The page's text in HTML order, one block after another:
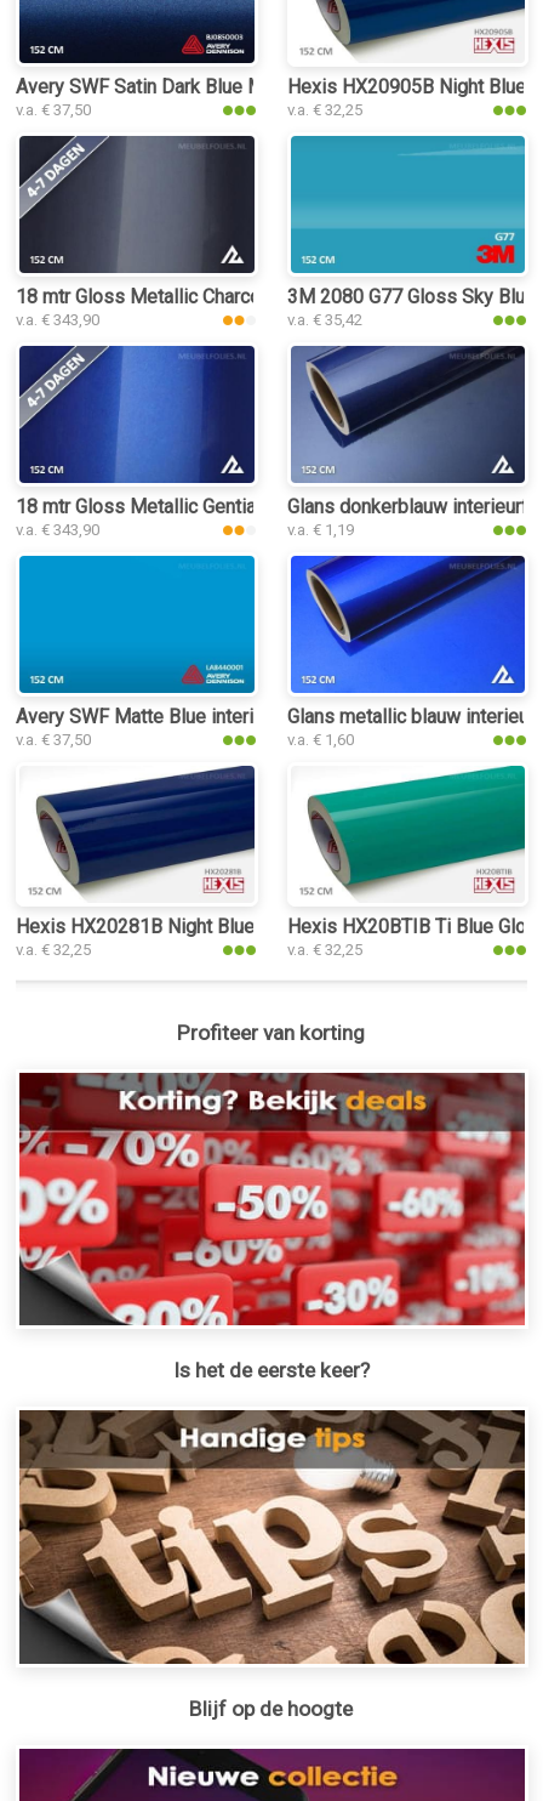
Avery SWF Satin Dark Blue Metallic interieurfolie
v.a. € 37,50
Hexis HX20905B Night Blue
v.a. € 32,25
18 mtr Gloss Metallic Charcoal Grey Blue 3178 interieurfolie
v.a. € 343,90
3M 2080 G77 Gloss Sky
v.a. € 35,42
18 mtr Gloss Metallic Gentian Blue 3170 interieurfolie
v.a. € 343,90
Glans donkerblauw
v.a. € 1,19
Avery SWF Matte Blue interieurfolie
v.a. € 37,50
Glans metallic blauw
v.a. € 1,60
Hexis HX20281B Night Blue Gloss interieurfolie
v.a. € 32,25
Hexis HX20BTIB Ti Blue
v.a. € 32,25
Profiteer van korting
Is het de eerste keer?
Blijf op de hoogte